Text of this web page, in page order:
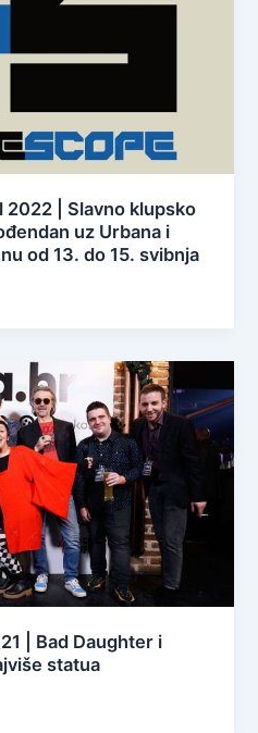
2022 | Slavno klupsko
uz Urbana i
od 13. do 15. svibnja
| Bad Daughter i
statua